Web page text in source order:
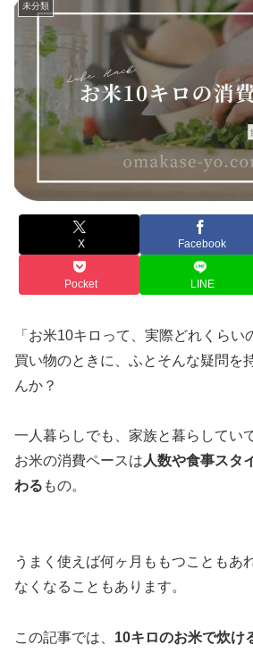
未分類
X Facebook
Pocket LINE
「お米10キロって、実際どれくらい
買い物のときに、ふとそんな疑問を
んか？
一人暮らしでも、家族と暮らしてい
お米の消費ペースは 人数や食事スタ
わる もの。
うまく使えば何ヶ月ももつこともあ
なくなることもあります。
この記事では、 10キロのお米で炊け